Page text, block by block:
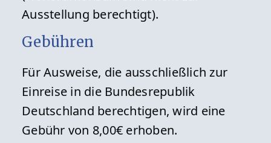
Ausstellung berechtigt).
Gebühren
Für Ausweise, die ausschließlich zur
Einreise in die Bundesrepublik
Deutschland berechtigen, wird eine
Gebühr von 8,00€ erhoben.